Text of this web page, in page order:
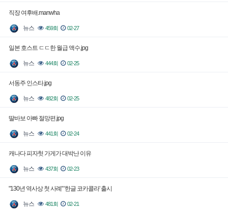
직장 여후배.manwha
뉴스 459회 02-27
일본 호스트 ㄷㄷ한 월급 액수.jpg
뉴스 444회 02-25
서동주 인스타.jpg
뉴스 482회 02-25
딸바보 아빠 절망편.jpg
뉴스 441회 02-24
캐나다 피자헛 가게가 대박난 이유
뉴스 437회 02-23
"130년 역사상 첫 사례" '한글 코카콜라' 출시
뉴스 481회 02-21